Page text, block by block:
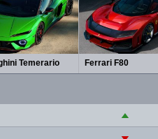
Temerario Ferrari F80
▲